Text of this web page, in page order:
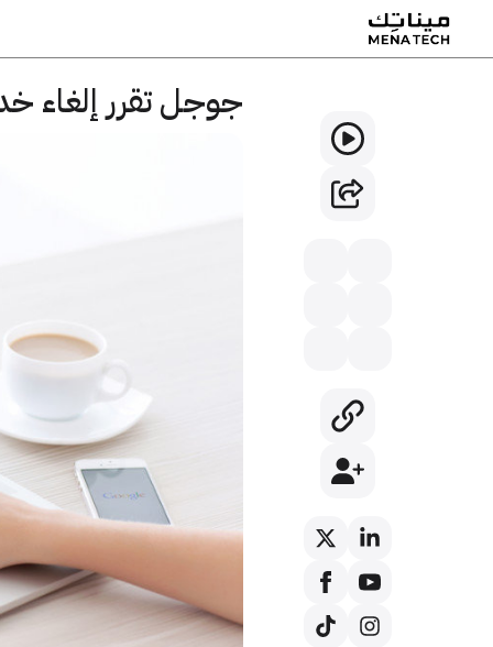
جوجل تقرر إلغاء